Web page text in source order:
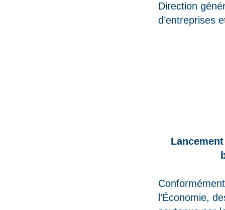
Direction
d’entreprises
l’Économie,